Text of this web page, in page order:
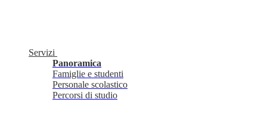
Servizi
Panoramica
Famiglie e studenti
Personale scolastico
Percorsi di studio